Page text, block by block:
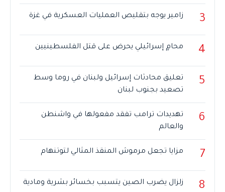
3 زامير يوجه بتقليص العمليات العسكرية في غزة
4 محامٍ إسرائيلي يحرض على قتل الفلسطينيين
5
تعليق محادثات إسرائيل ولبنان في روما وسط
تصعيد بجنوب لبنان
6
تهديدات ترامب تفقد مفعولها في واشنطن
والعالم
7 مزايا تجعل مرموش المنقذ المثالي لتوتنهام
8 زلزال يضرب الصين يتسبب بخسائر بشرية ومادية